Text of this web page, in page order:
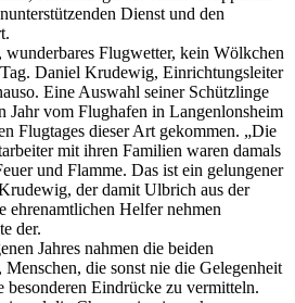
Dienst und den
wunderbares Flugwetter, kein Wölkchen
Daniel Krudewig, Einrichtungsleiter
Eine Aus­wahl seiner Schützlinge
Jahr vom Flughafen in Langenlons­heim
Flugtages dieser Art ge­kommen. „Die
mit ihren Familien waren damals
und Flamme. Das ist ein gelungener
der damit Ulbrich aus der
ehrenamtlichen Helfer neh­men
der.
Jahres nahmen die beiden
die sonst nie die Gelegenheit
besonderen Ein­drücke zu vermitteln.